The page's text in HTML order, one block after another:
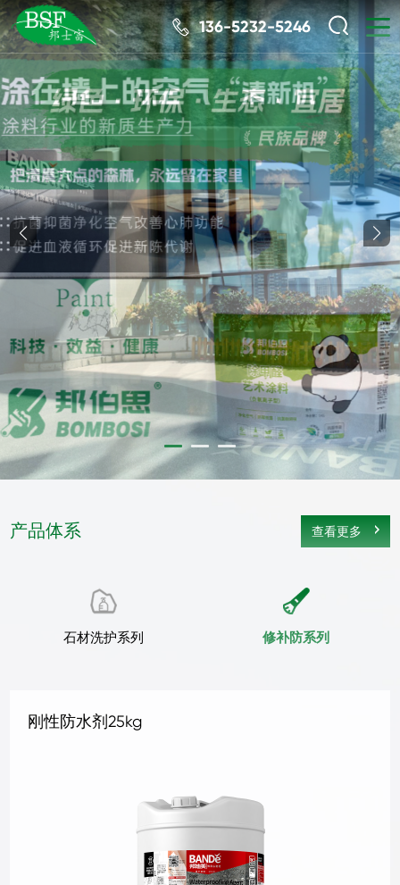
136-5232-5246
产品体系 查看更多
石材洗护系列 修补防系列
地坪抛光液1kg
地坪抛光液4kg
地坪补强剂 1KG
地坪补强剂 4KG
混凝土密封固化剂1kg
混凝土密封固化剂4kg
水晶地坪液体硬化剂 1kg
水晶地坪液体硬化剂 4kg
地坪抛光液25kg
抗碱底剂25kg
三合一无机面涂25kg铁桶
罩面剂
水性石材防护剂25kg
石材清洗剂B型25kg
石材清洗剂A型25kg
刚性防水剂25kg
柔性防水剂25kg
水泥面补缝剂25kg
水泥面补孔洞剂25kg
地面防尘剂25kg
水泥面防护剂25kg
墙地面防潮剂25kg
水泥面修面剂25kg
水泥面修补液25kg